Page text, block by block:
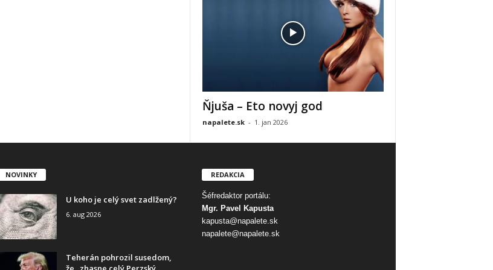
Ňjuša – Eto novyj god
napalete.sk - 1. jan 2026
NOVINKY
U koho je celý svet zadlžený?
6. aug 2026
Teherán pohrozil susedom,
REDAKCIA
Šéfredaktor portálu:
Mgr. Pavel Kapusta
kapusta@napalete.sk
napalete@napalete.sk